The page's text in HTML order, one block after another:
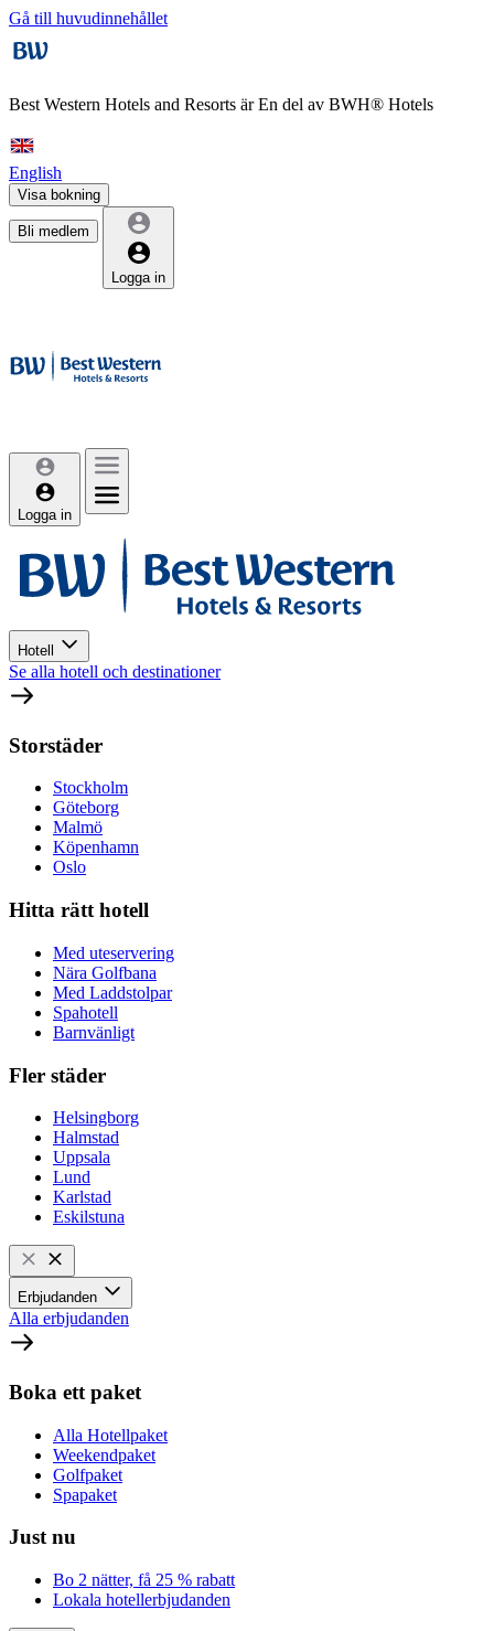
Gå till huvudinnehållet
Best Western Hotels and Resorts ärEn del av BWH® Hotels
English
Visa bokning
Bli medlem
Logga in
Logga in
Hotell
Se alla hotell och destinationer
Storstäder
Stockholm
Göteborg
Malmö
Köpenhamn
Oslo
Hitta rätt hotell
Med uteservering
Nära Golfbana
Med Laddstolpar
Spahotell
Barnvänligt
Fler städer
Helsingborg
Halmstad
Uppsala
Lund
Karlstad
Eskilstuna
Erbjudanden
Alla erbjudanden
Boka ett paket
Alla Hotellpaket
Weekendpaket
Golfpaket
Spapaket
Just nu
Bo 2 nätter, få 25 % rabatt
Lokala hotellerbjudanden